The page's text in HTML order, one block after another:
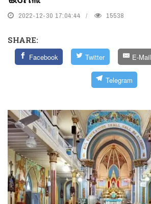
2022-12-30 17:04:44 15538
SHARE:
Facebook Twitter E-Mail
Telegram